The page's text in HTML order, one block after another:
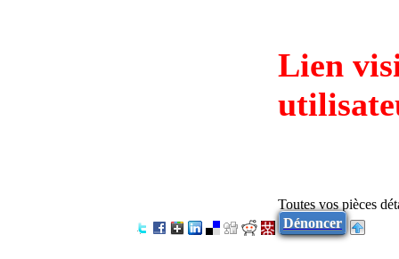
Lien
Toutes vos pièces
Dénoncer